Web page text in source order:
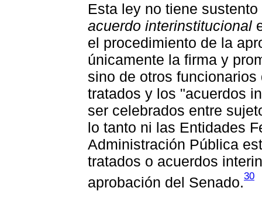
Esta ley no tiene
acuerdo interinstitucional
el procedimiento de la
únicamente la firma y
sino de otros
tratados y los "acuerdos
ser celebrados entre
lo tanto ni las Entidades
Administración Pública
tratados o acuerdos
aprobación del Senado.30